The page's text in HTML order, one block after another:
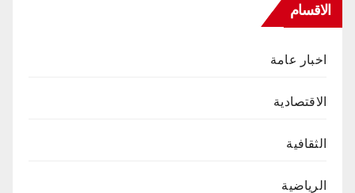
الاقسام
اخبار عامة
الاقتصادية
الثقافية
الرياضية